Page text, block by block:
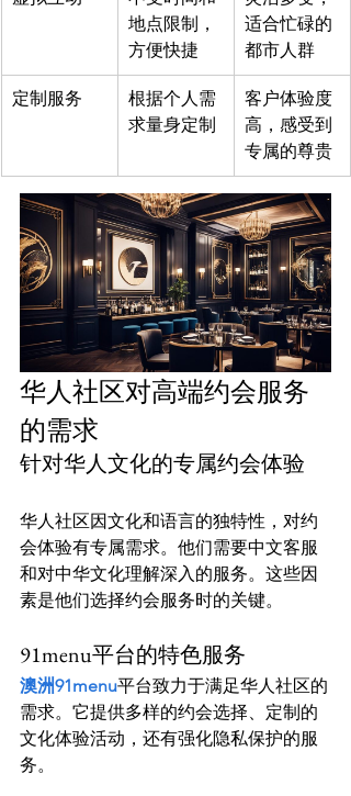
地点限制，
方便快捷
适合忙碌的
都市人群
定制服务
根据个人需
求量身定制
客户体验度
高，感受到
专属的尊贵
华人社区对高端约会服务
的需求
针对华人文化的专属约会体验
华人社区因文化和语言的独特性，对约
会体验有专属需求。他们需要中文客服
和对中华文化理解深入的服务。这些因
91menu平台的特色服务
澳洲91menu平台致力于满足华人社区的
需求。它提供多样的约会选择、定制的
文化体验活动，还有强化隐私保护的服